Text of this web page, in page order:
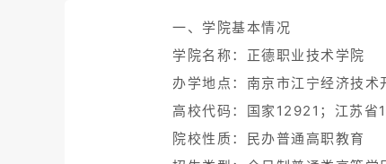
一、学院基本情况
学院名称：正德职业技术学院
办学地点：南京市江宁经济技术
高校代码：国家12921；江苏省
院校性质：民办普通高职教育